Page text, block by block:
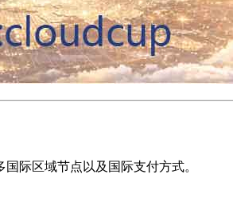
际区域节点以及国际支付方式。